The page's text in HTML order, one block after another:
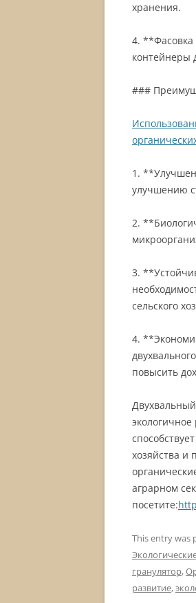
хранения.
4. **Фасовка
контейнеры
###
1.
улучшению
2.
3.
сельского
4.
повысить
хозяйства и
аграрном
посетите:
This entry was
гранулятор,
развитие,